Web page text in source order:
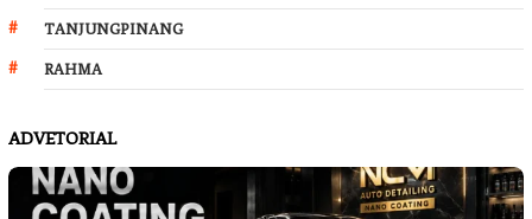
TANJUNGPINANG
RAHMA
ADVETORIAL